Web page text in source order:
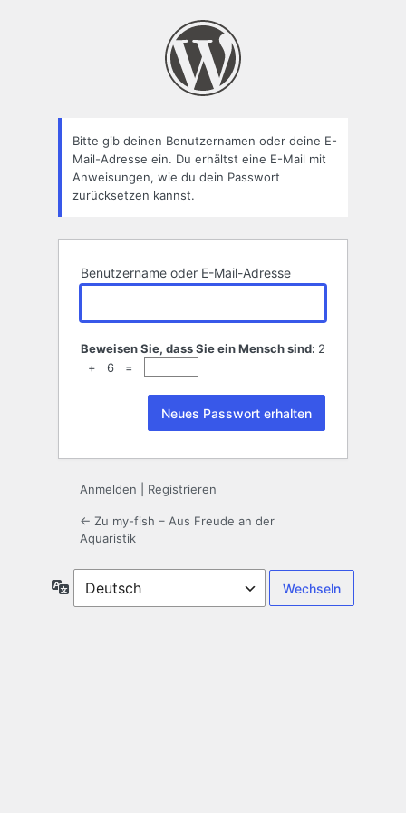
Bitte gib deinen Benutzernamen oder deine E-
Mail-Adresse ein. Du erhältst eine E-Mail mit
Anweisungen, wie du dein Passwort
zurücksetzen kannst.
Benutzername oder E-Mail-Adresse
Beweisen Sie, dass Sie ein Mensch sind: 2
+ 6 =
Anmelden Registrieren
← Zu my-fish – Aus Freude an der
Aquaristik
Sprache